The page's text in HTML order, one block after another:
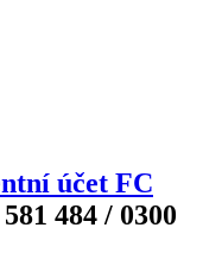
účet FC
581 484 / 0300